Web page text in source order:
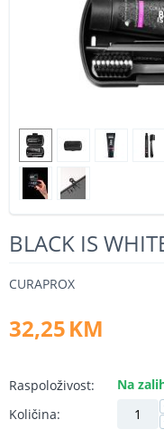
BLACK IS
CURAPROX
32,25KM
Raspoloživost:
Na
Količina: